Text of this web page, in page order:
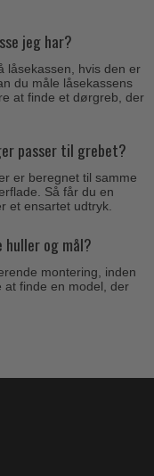
jeg har?
låsekassen, hvis den er
du måle låsekassens
at finde et dørgreb, der
passer til grebet?
er beregnet til samme
Så får du en
et ensartet udtryk.
og mål?
montering, inden
finde en model, der